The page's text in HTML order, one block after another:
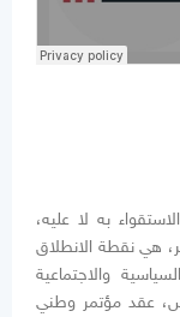
به لا عليه،
هي نقطة الانطلاق
والاجتماعية
عقد مؤتمر وطني